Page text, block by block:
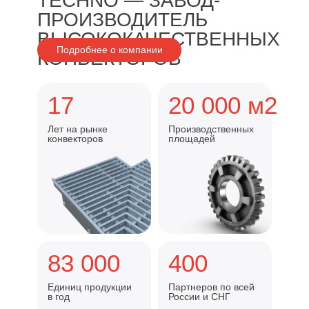
университет им. Иммануила
Канта
2023-2024 год реализации
Заказчик — БФУ им. Канта.
Напольные конвекторы серии KPZ
Индустриальный парк
ПРОИЗВОДИТЕЛЬ
ВЫСОКОКАЧЕСТВЕННЫХ
КОНВЕКТОРОВ
Подробнее о компании
17
Лет на рынке
конвекторов
20 000 м2
Производственных
площадей
83 000
Единиц продукции
в год
400
Партнеров по всей
России и СНГ